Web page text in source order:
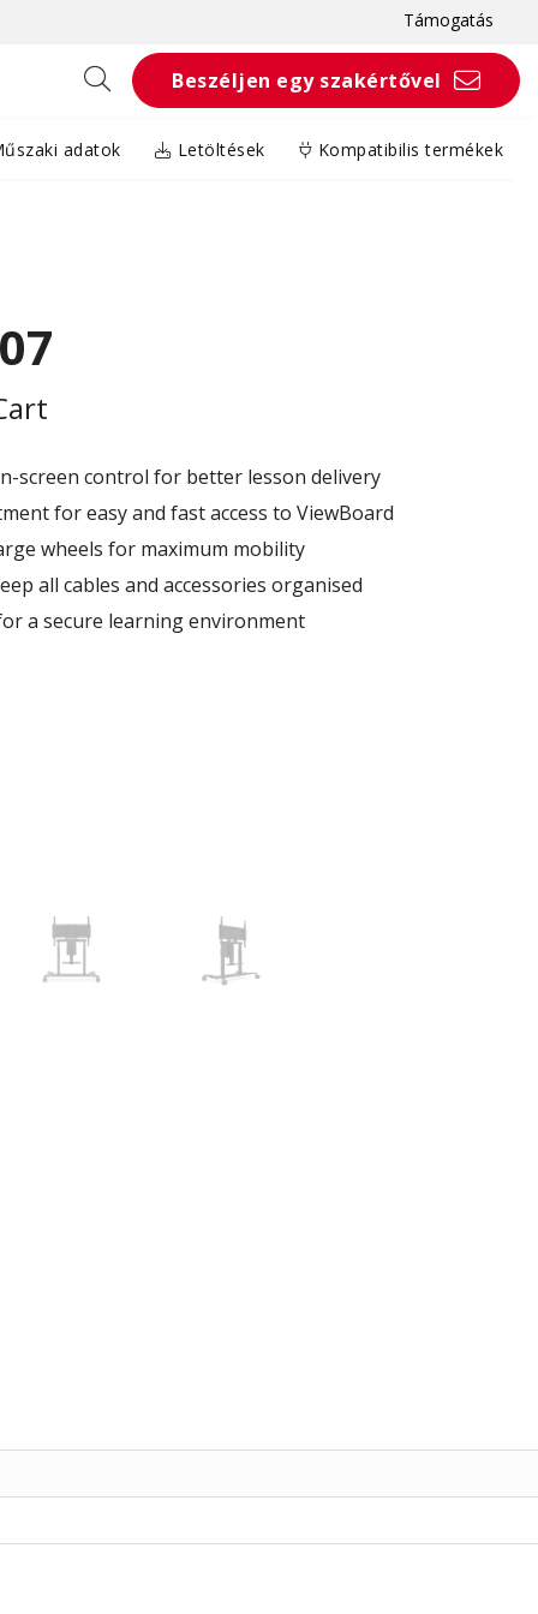
Támogatás
Beszéljen egy szakértővel
adatok Letöltések Kompatibilis termékek
screen control for better lesson delivery​
for easy and fast access to ViewBoard
wheels for maximum mobility​
all cables and accessories organised​
a secure learning environment